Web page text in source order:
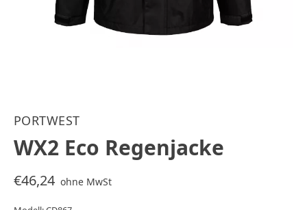
PORTWEST
WX2 Eco Regenjacke
€46,24 ohne MwSt